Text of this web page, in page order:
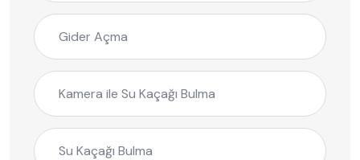
Gider Açma
Kamera ile Su Kaçağı Bulma
Su Kaçağı Bulma